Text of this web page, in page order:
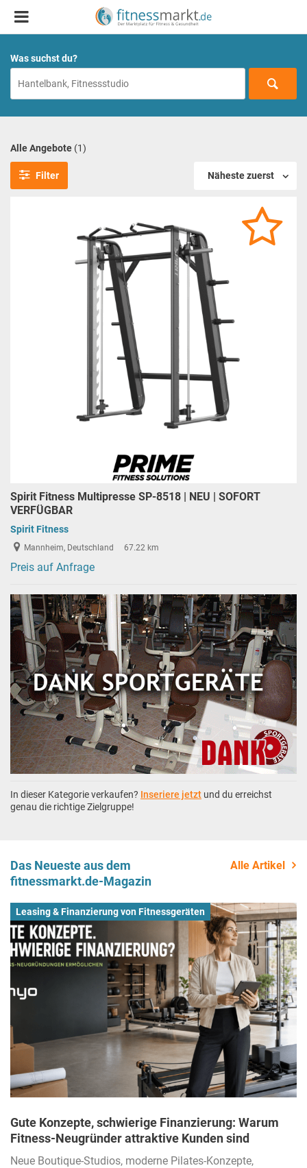
Was suchst du?
Alle Angebote (1)
Filter Näheste zuerst
Spirit Fitness Multipresse SP-8518 | NEU | SOFORT
VERFÜGBAR
Spirit Fitness
Mannheim, Deutschland 67.22 km
Preis auf Anfrage
In dieser Kategorie verkaufen? Inseriere jetzt und du erreichst
genau die richtige Zielgruppe!
Das Neueste aus dem
fitnessmarkt.de-Magazin
Alle Artikel
Leasing & Finanzierung von Fitnessgeräten
Gute Konzepte, schwierige Finanzierung: Warum
Fitness-Neugründer attraktive Kunden sind
Neue Boutique-Studios, moderne Pilates-Konzepte,